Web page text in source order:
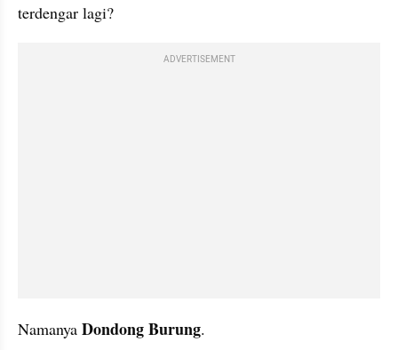
terdengar lagi?
ADVERTISEMENT
Namanya Dondong Burung.